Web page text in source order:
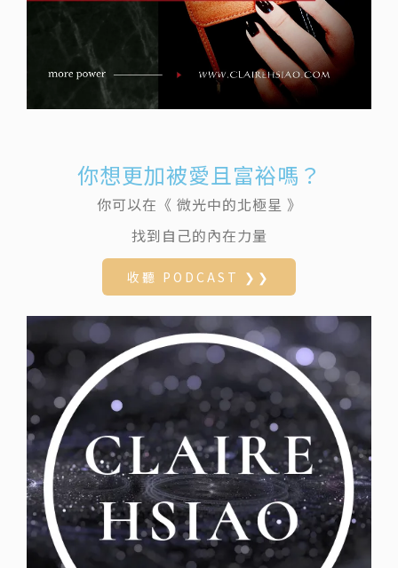
你想更加被愛且富裕嗎？
你可以在《 微光中的北極星 》
找到自己的內在力量
收聽 PODCAST ❯❯